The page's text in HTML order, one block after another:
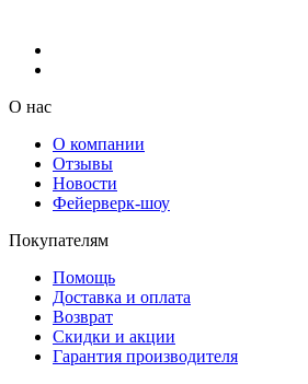
О нас
О компании
Отзывы
Новости
Фейерверк-шоу
Покупателям
Помощь
Доставка и оплата
Возврат
Скидки и акции
Гарантия производителя